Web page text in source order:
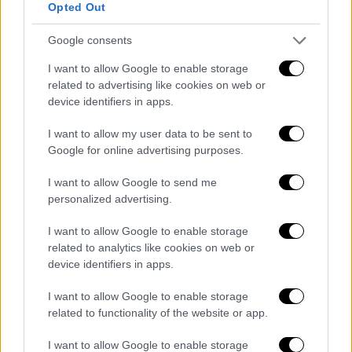
Opted Out
Google consents
I want to allow Google to enable storage
related to advertising like cookies on web or
device identifiers in apps.
I want to allow my user data to be sent to
Google for online advertising purposes.
I want to allow Google to send me
personalized advertising.
I want to allow Google to enable storage
related to analytics like cookies on web or
device identifiers in apps.
I want to allow Google to enable storage
related to functionality of the website or app.
I want to allow Google to enable storage
διορθώσεις δηλώσεων ή επανελέγχους
στοιχείων,
μη πλήρωση προϋποθέσεων
επιλεξιμότητας για ειδικά καθεστώτα ή
ενισχύσεις,
διασταυρώσεις με στοιχεία άλλων
φορέων και βάσεων δεδομένων, από τις
προβλεπόμενες προϋποθέσεις
χορήγησης των ενισχύσεων.
Για το 2023, η διαδικασία βρίσκεται σε
εξέλιξη:
Οι παραγωγοί έχουν ειδοποιηθεί με
μήνυμα ηλεκτρονικού ταχυδρομείου στο
e-mail που έχουν δηλώσει στην ψηφιακή